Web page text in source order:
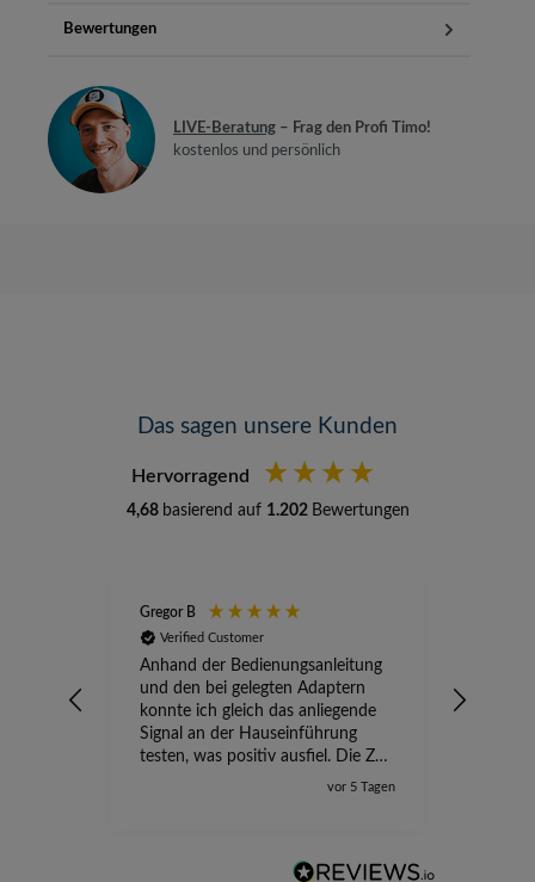
Bewertungen
LIVE-Beratung – Frag den Profi Timo!
kostenlos und persönlich
Das sagen unsere Kunden
Hervorragend
4,68 basierend auf 1.202 Bewertungen
Gregor B
Verified Customer
Anhand der Bedienungsanleitung
und den bei gelegten Adaptern
konnte ich gleich das anliegende
Signal an der Hauseinführung
testen, was positiv ausfiel. Die Zeit
der Ungewissheit ist jetzt vorbei,
vor 5 Tagen